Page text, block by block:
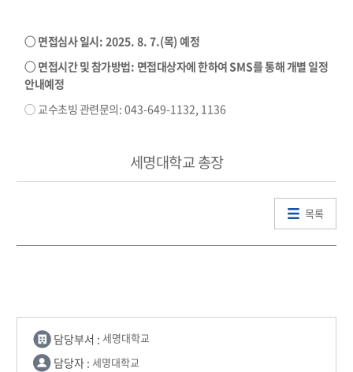
◯ 면접심사 일시: 2025. 8. 7.(목)예정
◯ 면접시간 및 참가방법: 면접대상자에 한하여SMS를 통해 개별 일정
안내예정
◯교수초빙 관련문의: 043-649-1132, 1136
세명대학교 총장
목록
담당부서 : 세명대학교
담당자 : 세명대학교